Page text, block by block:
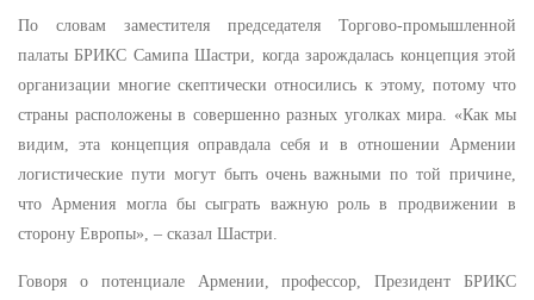
По словам заместителя председателя Торгово-промышленной
палаты БРИКС Самипа Шастри, когда зарождалась концепция этой
организации многие скептически относились к этому, потому что
страны расположены в совершенно разных уголках мира. «Как мы
видим, эта концепция оправдала себя и в отношении Армении
логистические пути могут быть очень важными по той причине,
что Армения могла бы сыграть важную роль в продвижении в
сторону Европы», – сказал Шастри.
Говоря о потенциале Армении, профессор, Президент БРИКС